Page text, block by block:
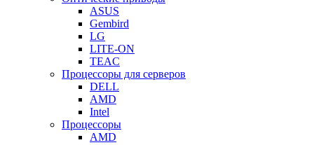
ASUS
Gembird
LG
LITE-ON
TEAC
Процессоры для серверов
DELL
AMD
Intel
Процессоры
AMD